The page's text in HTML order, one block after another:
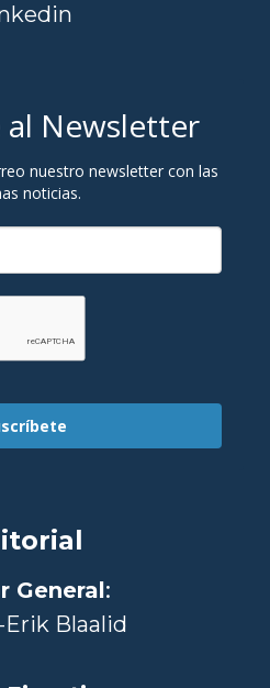
al Newsletter
nuestro newsletter con las
noticias.
General:
Blaalid